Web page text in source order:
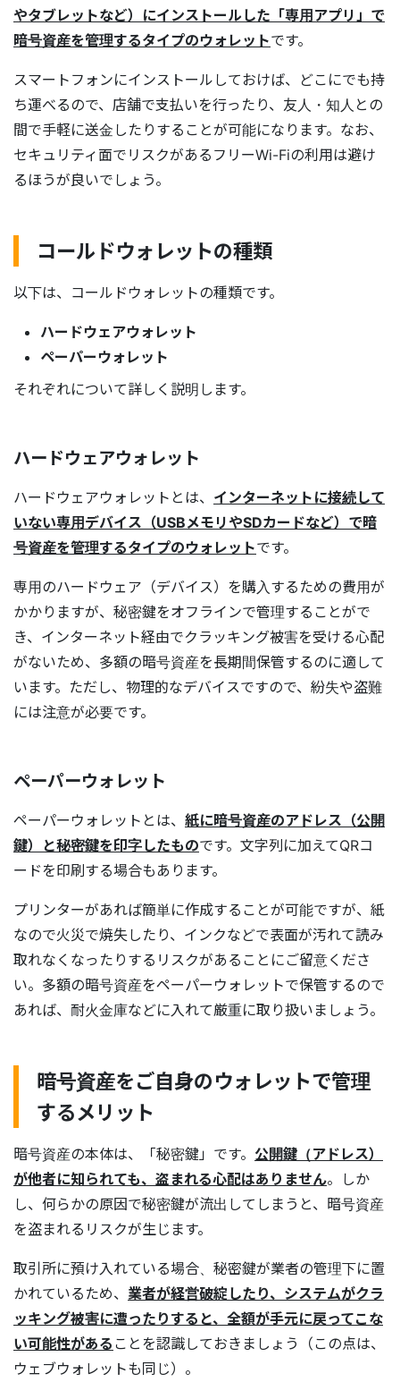
やタブレットなど）にインストールした「専用アプリ」で
暗号資産を管理するタイプのウォレットです。
スマートフォンにインストールしておけば、どこにでも持
ち運べるので、店舗で支払いを行ったり、友人・知人との
間で手軽に送金したりすることが可能になります。なお、
セキュリティ面でリスクがあるフリーWi-Fiの利用は避け
るほうが良いでしょう。
コールドウォレットの種類
以下は、コールドウォレットの種類です。
ハードウェアウォレット
ペーパーウォレット
それぞれについて詳しく説明します。
ハードウェアウォレット
ハードウェアウォレットとは、 インターネットに接続して
いない専用デバイス（USBメモリやSDカードなど）で暗
号資産を管理するタイプのウォレットです。
専用のハードウェア（デバイス）を購入するための費用が
かかりますが、秘密鍵をオフラインで管理することがで
き、インターネット経由でクラッキング被害を受ける心配
がないため、多額の暗号資産を長期間保管するのに適して
います。ただし、物理的なデバイスですので、紛失や盗難
には注意が必要です。
ペーパーウォレット
ペーパーウォレットとは、 紙に暗号資産のアドレス（公開
鍵）と秘密鍵を印字したものです。文字列に加えてQRコ
ードを印刷する場合もあります。
プリンターがあれば簡単に作成することが可能ですが、紙
なので火災で焼失したり、インクなどで表面が汚れて読み
取れなくなったりするリスクがあることにご留意くださ
い。多額の暗号資産をペーパーウォレットで保管するので
あれば、耐火金庫などに入れて厳重に取り扱いましょう。
暗号資産をご自身のウォレットで管理
するメリット
暗号資産の本体は、「秘密鍵」です。 公開鍵（アドレス）
が他者に知られても、盗まれる心配はありません。しか
し、何らかの原因で秘密鍵が流出してしまうと、暗号資産
を盗まれるリスクが生じます。
取引所に預け入れている場合、秘密鍵が業者の管理下に置
かれているため、 業者が経営破綻したり、システムがクラ
ッキング被害に遭ったりすると、全額が手元に戻ってこな
い可能性がある ことを認識しておきましょう（この点は、
ウェブウォレットも同じ）。